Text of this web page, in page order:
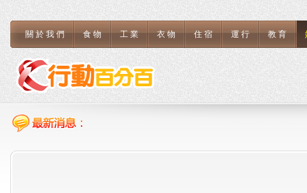
關於我們 食物 工業 衣物 住宿 運行 教育